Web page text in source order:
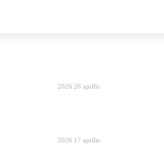
2026 26 aprīlis
2026 17 aprīlis